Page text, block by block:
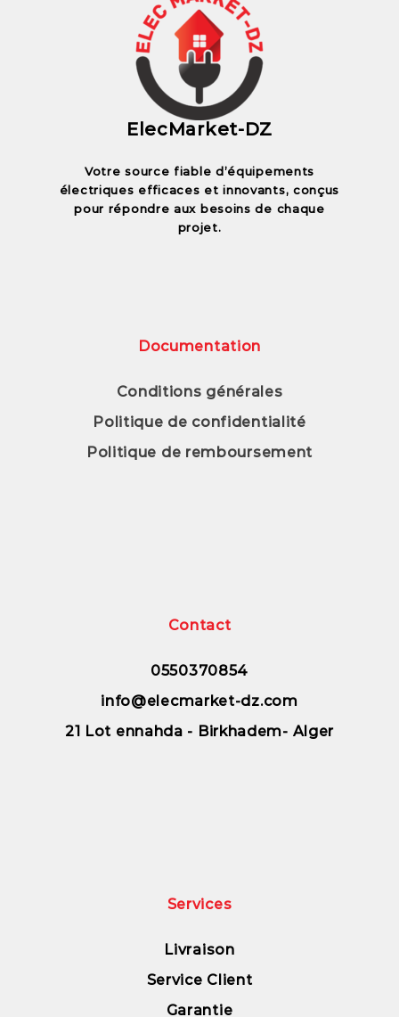
ElecMarket-DZ
Votre source fiable d’équipements
électriques efficaces et innovants, conçus
pour répondre aux besoins de chaque
projet.
Documentation
Conditions générales
Politique de confidentialité
Politique de remboursement
Contact
0550370854
info@elecmarket-dz.com
21 Lot ennahda - Birkhadem- Alger
Services
Livraison
Service Client
Garantie